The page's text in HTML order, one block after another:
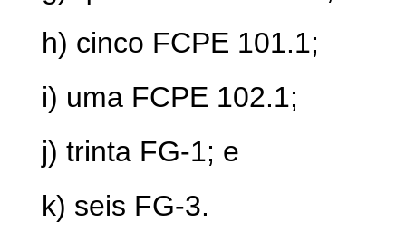
h) cinco FCPE 101.1;
i) uma FCPE 102.1;
j) trinta FG-1; e
k) seis FG-3.